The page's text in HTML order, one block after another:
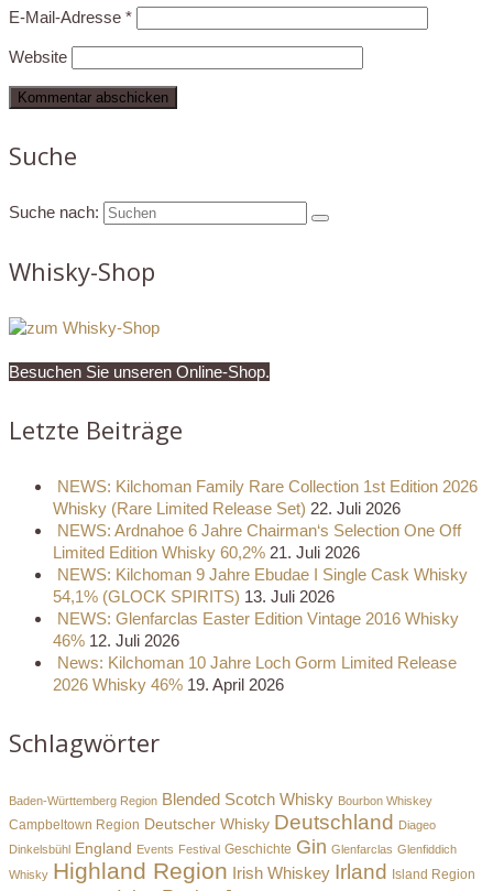
E-Mail-Adresse *
Website
Suche
Suche nach:
Whisky-Shop
Besuchen Sie unseren Online-Shop.
Letzte Beiträge
NEWS: Kilchoman Family Rare Collection 1st Edition 2026
Whisky (Rare Limited Release Set) 22. Juli 2026
NEWS: Ardnahoe 6 Jahre Chairman‘s Selection One Off
Limited Edition Whisky 60,2% 21. Juli 2026
NEWS: Kilchoman 9 Jahre Ebudae I Single Cask Whisky
54,1% (GLOCK SPIRITS) 13. Juli 2026
NEWS: Glenfarclas Easter Edition Vintage 2016 Whisky
46% 12. Juli 2026
News: Kilchoman 10 Jahre Loch Gorm Limited Release
2026 Whisky 46% 19. April 2026
Schlagwörter
Baden-Württemberg Region Blended Scotch Whisky Bourbon Whiskey
Campbeltown Region Deutscher Whisky Deutschland Diageo
Dinkelsbühl England Events Festival Geschichte Gin Glenfarclas Glenfiddich
Whisky Highland Region Irish Whiskey Irland Island Region